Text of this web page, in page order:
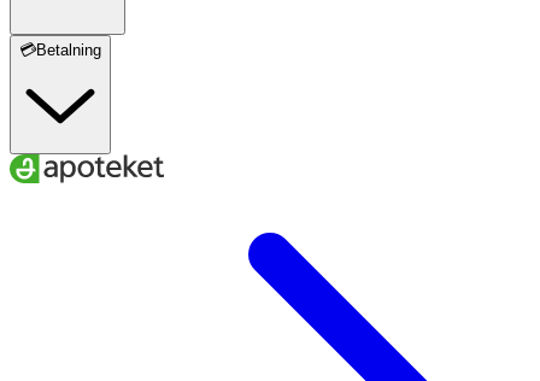
💳Betalning